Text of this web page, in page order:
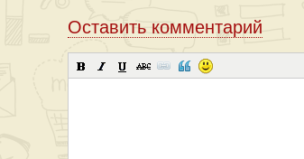
Оставить комментарий